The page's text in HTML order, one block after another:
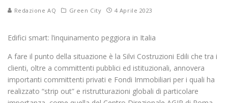
Redazione AQ Green City 4 Aprile 2023
Edifici smart: l’inquinamento peggiora in Italia
A fare il punto della situazione è la Silvi Costruzioni Edili che tra i
clienti, oltre a committenti pubblici ed istituzionali, annovera
importanti committenti privati e Fondi Immobiliari per i quali ha
realizzato “strip out” e ristrutturazioni globali di particolare